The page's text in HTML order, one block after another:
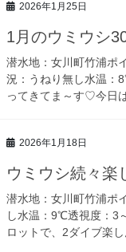
2026年1月25日
1月のウミウシ
潜水地：女川町竹浦ポ
況：うねり無し水温：
ってきてま～す♡今日
2026年1月18日
ウミウシ続々楽
潜水地：女川町竹浦ポ
し水温：9℃透視度：3
ロットで、2ダイブ楽